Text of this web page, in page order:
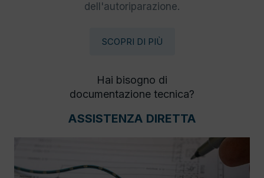
dell'autoriparazione.
SCOPRI DI PIÙ
Hai bisogno di
documentazione tecnica?
ASSISTENZA DIRETTA